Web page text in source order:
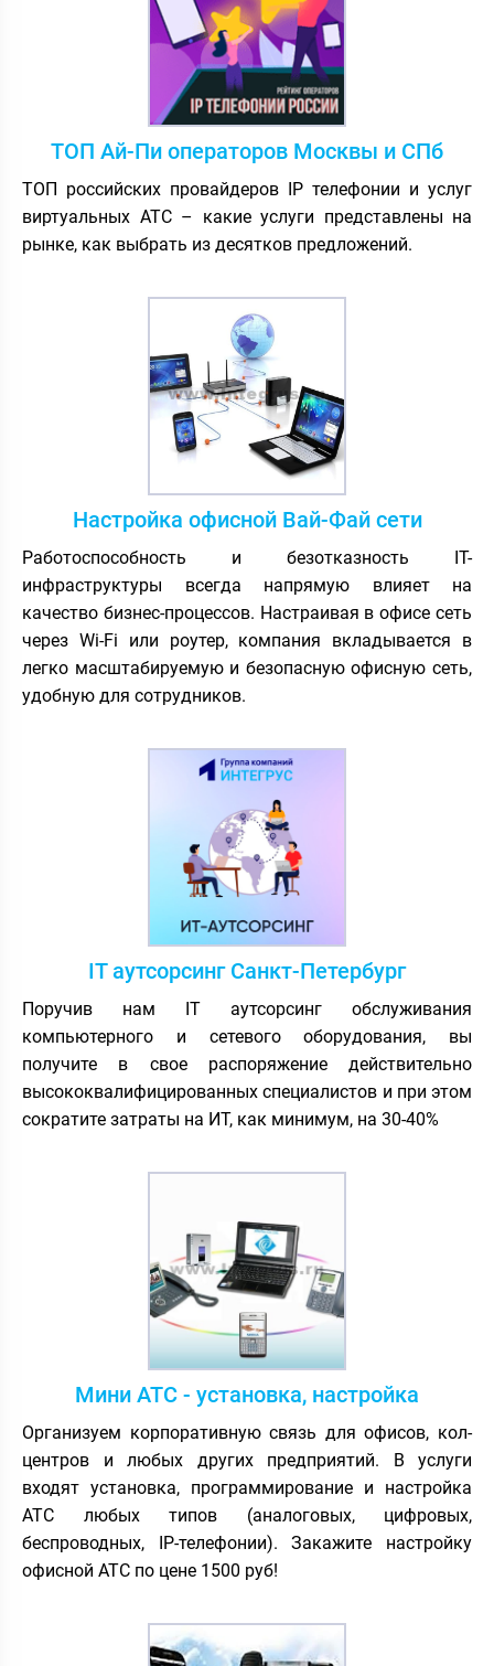
ТОП Ай-Пи операторов Москвы и СПб
ТОП российских провайдеров IP телефонии и услуг
виртуальных АТС – какие услуги представлены на
рынке, как выбрать из десятков предложений.
Настройка офисной Вай-Фай сети
Работоспособность и безотказность IT-
инфраструктуры всегда напрямую влияет на
качество бизнес-процессов. Настраивая в офисе сеть
через Wi-Fi или роутер, компания вкладывается в
легко масштабируемую и безопасную офисную сеть,
удобную для сотрудников.
IT аутсорсинг Санкт-Петербург
Поручив нам IT аутсорсинг обслуживания
компьютерного и сетевого оборудования, вы
получите в свое распоряжение действительно
высококвалифицированных специалистов и при этом
сократите затраты на ИТ, как минимум, на 30-40%
Мини АТС - установка, настройка
Организуем корпоративную связь для офисов, кол-
центров и любых других предприятий. В услуги
входят установка, программирование и настройка
АТС любых типов (аналоговых, цифровых,
беспроводных, IP-телефонии). Закажите настройку
офисной АТС по цене 1500 руб!